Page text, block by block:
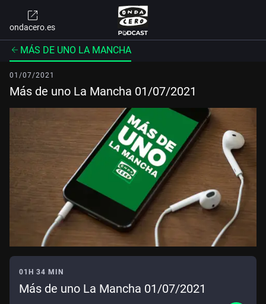
ondacero.es
MÁS DE UNO LA MANCHA
01/07/2021
Más de uno La Mancha 01/07/2021
01H 34 MIN
Más de uno La Mancha 01/07/2021